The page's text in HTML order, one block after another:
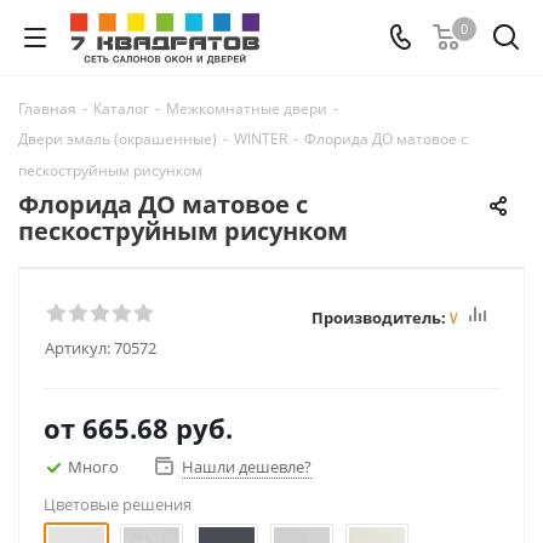
0
Главная - Каталог - Межкомнатные двери -
Двери эмаль (окрашенные) - WINTER - Флорида ДО матовое с
пескоструйным рисунком
Флорида ДО матовое с
пескоструйным рисунком
Артикул:70572
Производитель: Winter
от 665.68 руб.
Много
Нашли дешевле?
Цветовые решения